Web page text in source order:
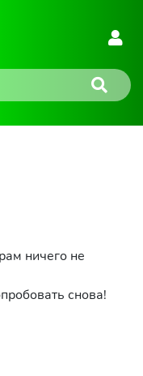
ничего не
снова!